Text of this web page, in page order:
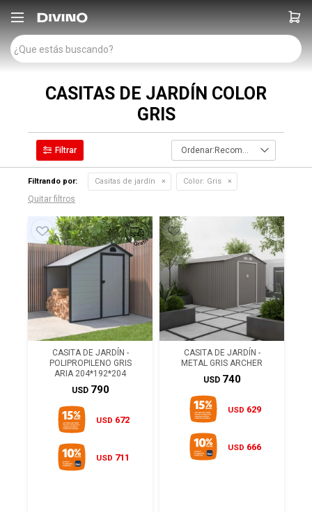

CASITAS DE JARDÍN COLOR
GRIS
Recomendados
Filtrando por: Casitas de jardín Color: Gris
Quitar filtros
CASITA DE JARDÍN -
POLIPROPILENO GRIS
ARIA 204*192*204
USD 790
USD 672
USD 711
CASITA DE JARDÍN -
METAL GRIS ARCHER
USD 740
USD 629
USD 666